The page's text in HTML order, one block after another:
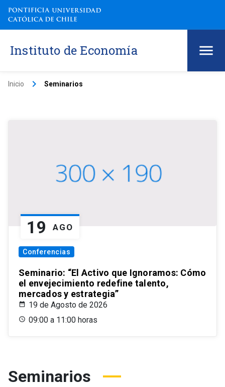
Instituto de Economía
Inicio keyboard_arrow_right Seminarios
19 AGO
Conferencias
Seminario: “El Activo que Ignoramos: Cómo
el envejecimiento redefine talento,
mercados y estrategia”
19 de Agosto de 2026
09:00 a 11:00 horas
Seminarios